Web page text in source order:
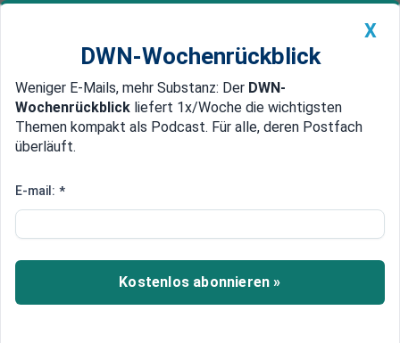
Newsticker MEIN DWN: Geldanlage Premium
Edelmetalle DWN-Magazin China
Russische Raketen treffen Kiew:
Schäden am berühmten
Höhlenkloster
X
DWN-Wochenrückblick
Weniger E-Mails, mehr Substanz: Der DWN-
Wochenrückblick liefert 1x/Woche die wichtigsten
Themen kompakt als Podcast. Für alle, deren Postfach
überläuft.
E-mail: *
Kostenlos abonnieren »